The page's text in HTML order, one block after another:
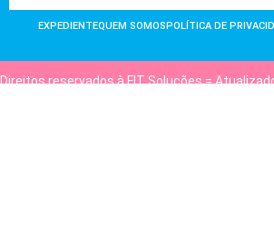
EXPEDIENTEQUEM SOMOSPOLÍTICA DE
Direitos reservados à FIT Soluções =